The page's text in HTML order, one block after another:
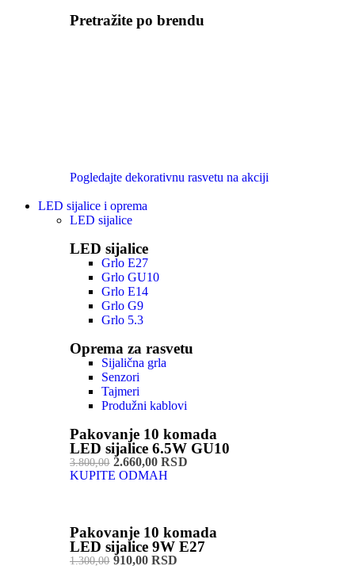
Pretražite po brendu
Pogledajte dekorativnu rasvetu na akciji
LED sijalice i oprema
LED sijalice
LED sijalice
Grlo E27
Grlo GU10
Grlo E14
Grlo G9
Grlo 5.3
Oprema za rasvetu
Sijalična grla
Senzori
Tajmeri
Produžni kablovi
Pakovanje 10 komada
LED sijalice 6.5W GU10
3.800,002.660,00 RSD
KUPITE ODMAH
Pakovanje 10 komada
LED sijalice 9W E27
1.300,00910,00 RSD